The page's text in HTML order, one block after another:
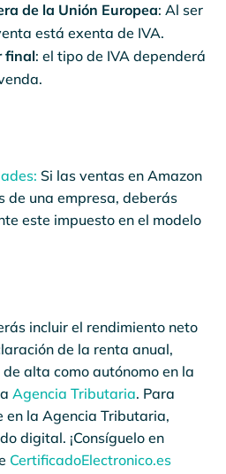
de la Unión Europea: Al ser
está exenta de IVA.
final: el tipo de IVA dependerá
Si las ventas en Amazon
de una empresa, deberás
este impuesto en el modelo
incluir el rendimiento neto
de la renta anual,
alta como autónomo en la
Agencia Tributaria. Para
en la Agencia Tributaria,
digital. ¡Consíguelo en
CertificadoElectronico.es